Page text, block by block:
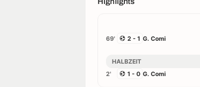
69'
2 - 1 G. Comi
HALBZEIT
2'
1 - 0 G. Comi